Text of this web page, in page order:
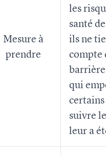
Mesure à
prendre
les
santé
ils ne
compte
qui
suivre
leur a